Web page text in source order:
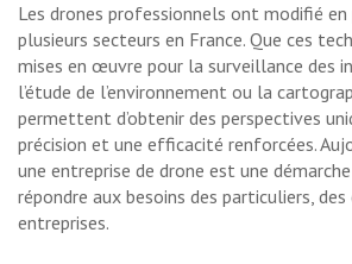
Les drones professionnels ont modifié
plusieurs secteurs en France. Que ces
mises en œuvre pour la surveillance des
l’étude de l’environnement ou la
permettent d’obtenir des perspectives
précision et une efficacité renforcées.
une entreprise de drone est une
répondre aux besoins des particuliers,
entreprises.